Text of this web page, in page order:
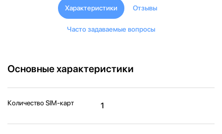
Характеристики Отзывы
Часто задаваемые вопросы
Основные характеристики
Количество SIM-карт 1